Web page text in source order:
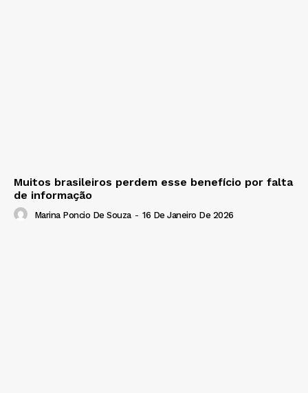
Muitos brasileiros perdem esse benefício por falta
de informação
Marina Poncio De Souza - 16 De Janeiro De 2026